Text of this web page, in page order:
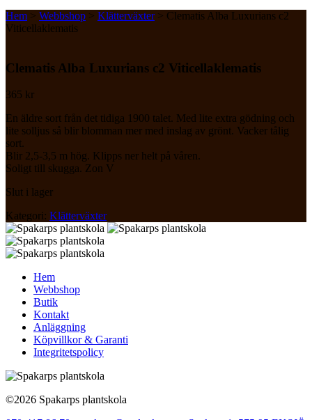
Hem > Webbshop > Klätterväxter> Clematis Alba Luxurians c2
Viticellaklematis
Clematis Alba Luxurians c2 Viticellaklematis
365 kr
En äldre sort från det tidiga 1900 talet. Med lite extra gödning och
lite solljus så blir blomman mer med inslag av grönt. Vacker tålig
sort.
Blir 2,5-3,5 m hög. Klipps ner helt på våren.
Soligt till skugga. Zon V
Slut i lager
Kategori: Klätterväxter
Hem
Webbshop
Butik
Kontakt
Anläggning
Köpvillkor & Garanti
Integritetspolicy
©2026 Spakarps plantskola